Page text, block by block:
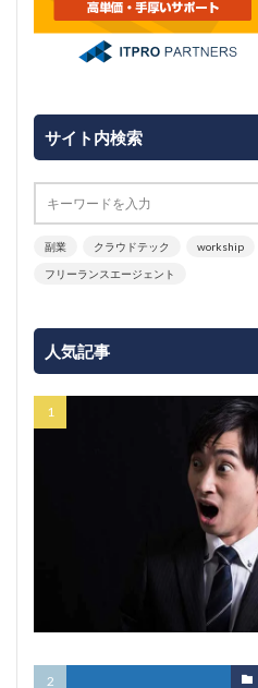
サイト内検索
副業 クラウドテック workship
フリーランスエージェント
人気記事